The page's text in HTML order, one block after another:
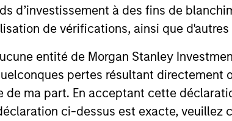
d’investissement à des fins de
de vérifications, ainsi que
entité de Morgan Stanley
pertes résultant
de ma part. En acceptant cette
ci-dessus est exacte, veuillez
du